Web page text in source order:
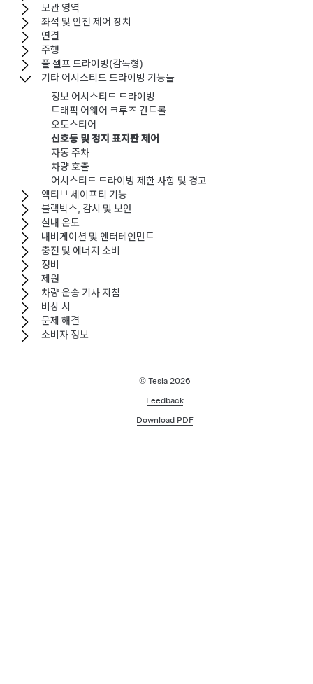
보관 영역
좌석 및 안전 제어 장치
연결
주행
풀 셀프 드라이빙(감독형)
기타 어시스티드 드라이빙 기능들
정보 어시스티드 드라이빙
트래픽 어웨어 크루즈 컨트롤
오토스티어
신호등 및 정지 표지판 제어
자동 주차
차량 호출
어시스티드 드라이빙 제한 사항 및 경고
액티브 세이프티 기능
블랙박스, 감시 및 보안
실내 온도
내비게이션 및 엔터테인먼트
충전 및 에너지 소비
정비
제원
차량 운송 기사 지침
비상 시
문제 해결
소비자 정보
© Tesla 2026
Feedback
Download PDF